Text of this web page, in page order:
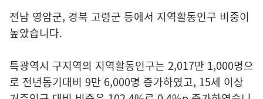
전남 영암군, 경북 고령군 등에서 지역활동인구 비중이
높았습니다.
특광역시 구지역의 지역활동인구는 2,017만 1,000명으
로 전년동기대비 9만 6,000명 증가하였고, 15세 이상